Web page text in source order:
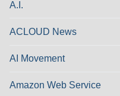
A.I.
ACLOUD News
AI Movement
Amazon Web Service